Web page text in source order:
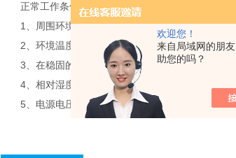
欢迎您！
来自局域网的朋
助您的吗？
正常工作条件:
1、周围环境无震动、无腐蚀性介质；
2、环境温度在10℃- 35℃的范围内；
3、在稳固的基础上正确安装；
4、相对湿度30 %-85%；
5、电源电压的误差为额定电压的士10%。